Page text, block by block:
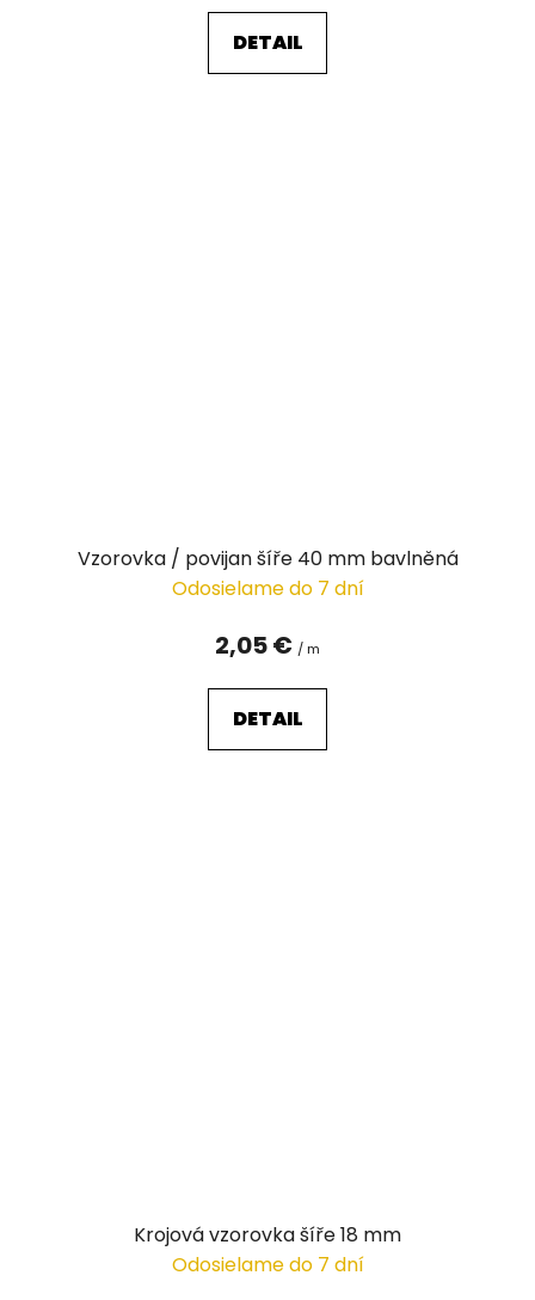
DETAIL
Vzorovka / povijan šíře 40 mm bavlněná
Odosielame do 7 dní
2,05 € / m
DETAIL
Krojová vzorovka šíře 18 mm
Odosielame do 7 dní